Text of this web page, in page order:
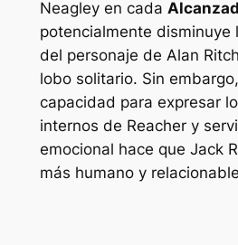
Neagley en cada
potencialmente disminuye
del personaje de Alan
lobo solitario. Sin
capacidad para expresar
internos de Reacher y
emocional hace que Jack
más humano y